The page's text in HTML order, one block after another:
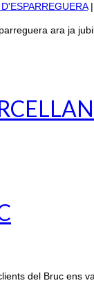
|
ara ja
del Bruc ens